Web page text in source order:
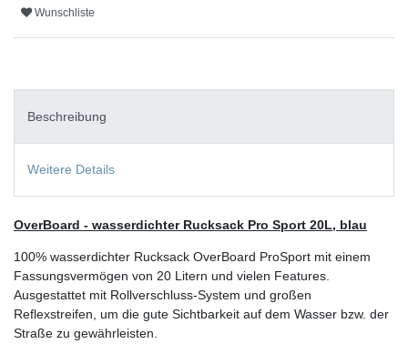
Wunschliste
Beschreibung
Weitere Details
OverBoard - wasserdichter Rucksack Pro Sport 20L, blau
100% wasserdichter Rucksack OverBoard ProSport mit einem
Fassungsvermögen von 20 Litern und vielen Features.
Ausgestattet mit Rollverschluss-System und großen
Reflexstreifen, um die gute Sichtbarkeit auf dem Wasser bzw. der
Straße zu gewährleisten.